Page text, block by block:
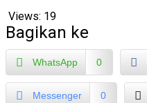
Views: 19
Bagikan ke
WhatsApp 0
Messenger 0